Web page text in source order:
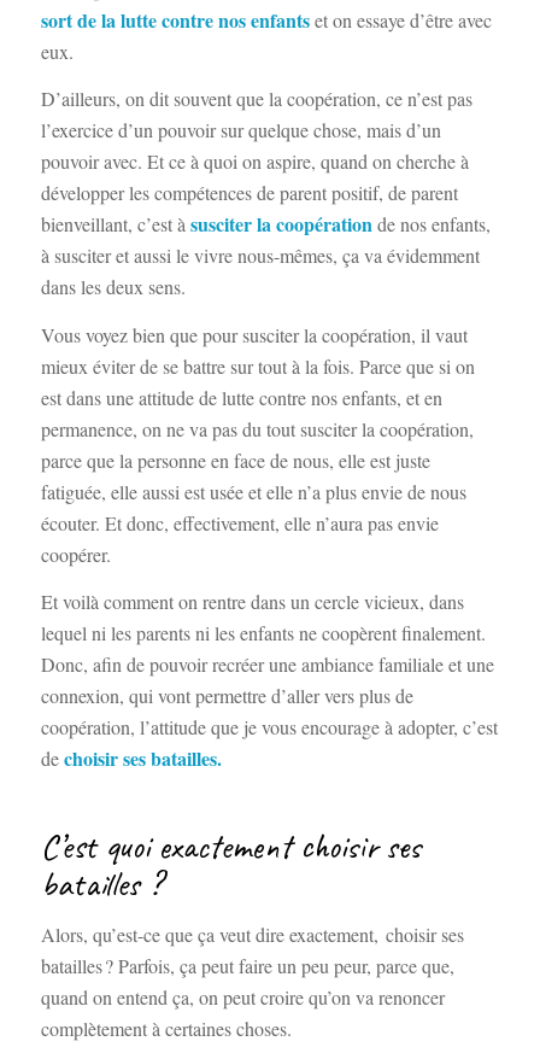
sort de la lutte contre nos enfantset on essaye d’être avec
eux.
D’ailleurs, on dit souvent que la coopération, ce n’est pas
l’exercice d’un pouvoir sur quelque chose, mais d’un
pouvoir avec. Et ce à quoi on aspire, quand on cherche à
développer les compétences de parent positif, de parent
bienveillant, c’est àsusciter la coopérationde nos enfants,
à susciter et aussi le vivre nous-mêmes, ça va évidemment
dans les deux sens.
Vous voyez bien que pour susciter la coopération, il vaut
mieux éviter de se battre sur tout à la fois. Parce que si on
est dans une attitude de lutte contre nos enfants, et en
permanence, on ne va pas du tout susciter la coopération,
parce que la personne en face de nous, elle est juste
fatiguée, elle aussi est usée et elle n’a plus envie de nous
écouter. Et donc, effectivement, elle n’aura pas envie
coopérer.
Et voilà comment on rentre dans un cercle vicieux, dans
lequel ni les parents ni les enfants ne coopèrent finalement.
Donc, afin de pouvoir recréer une ambiance familiale et une
connexion, qui vont permettre d’aller vers plus de
coopération, l’attitude que je vous encourage à adopter, c’est
dechoisir ses batailles.
C’est quoi exactement choisir ses
batailles ?
Alors, qu’est-ce que ça veut dire exactement, choisir ses
batailles ? Parfois, ça peut faire un peu peur, parce que,
quand on entend ça, on peut croire qu’on va renoncer
complètement à certaines choses.